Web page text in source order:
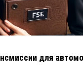
для